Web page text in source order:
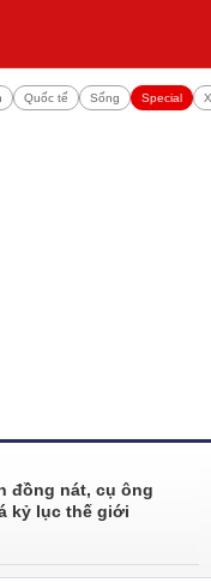
Quốc tế Sống Special
đồng nát, cụ ông
kỷ lục thế giới